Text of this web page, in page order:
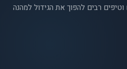
וטיפים רבים להפוך את הגידול למהנה